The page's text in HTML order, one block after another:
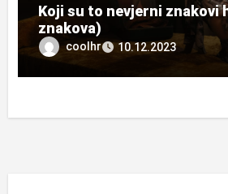
Koji su to nevjerni znakovi
znakova)
coolhr 10.12.2023